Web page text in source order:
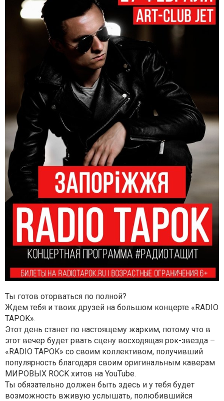
Ты готов оторваться по полной?
Ждем тебя и твоих друзей на большом концерте «RADIO
TAPOK».
Этот день станет по настоящему жарким, потому что в
этот вечер будет рвать сцену восходящая рок-звезда –
«RADIO TAPOK» со своим коллективом, получивший
популярность благодаря своим оригинальным каверам
МИРОВЫХ ROCK хитов на YouTube.
Ты обязательно должен быть здесь и у тебя будет
возможность вживую услышать, полюбившийся